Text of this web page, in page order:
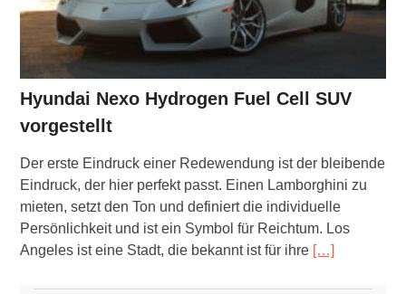
Hyundai Nexo Hydrogen Fuel Cell SUV
vorgestellt
Der erste Eindruck einer Redewendung ist der bleibende
Eindruck, der hier perfekt passt. Einen Lamborghini zu
mieten, setzt den Ton und definiert die individuelle
Persönlichkeit und ist ein Symbol für Reichtum. Los
Angeles ist eine Stadt, die bekannt ist für ihre […]